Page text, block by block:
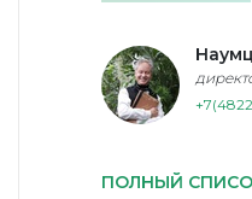
ПОЛНЫЙ